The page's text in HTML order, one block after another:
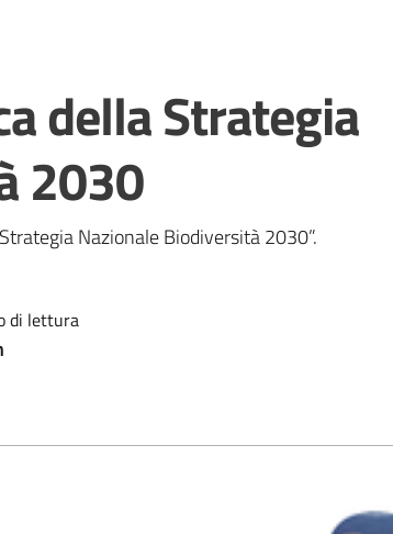
della Strategia
2030
Nazionale Biodiversità 2030”.
di lettura